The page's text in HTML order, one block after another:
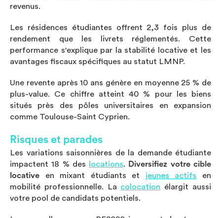
revenus.
Les résidences étudiantes offrent 2,3 fois plus de
rendement que les livrets réglementés. Cette
performance s'explique par la stabilité locative et les
avantages fiscaux spécifiques au statut LMNP.
Une revente après 10 ans génère en moyenne 25 % de
plus-value. Ce chiffre atteint 40 % pour les biens
situés près des pôles universitaires en expansion
comme Toulouse-Saint Cyprien.
Risques et parades
Les variations saisonnières de la demande étudiante
impactent 18 % des
locations. Diversifiez votre cible
locative en mixant étudiants et jeunes actifs en
mobilité professionnelle. La colocation élargit aussi
votre pool de candidats potentiels.